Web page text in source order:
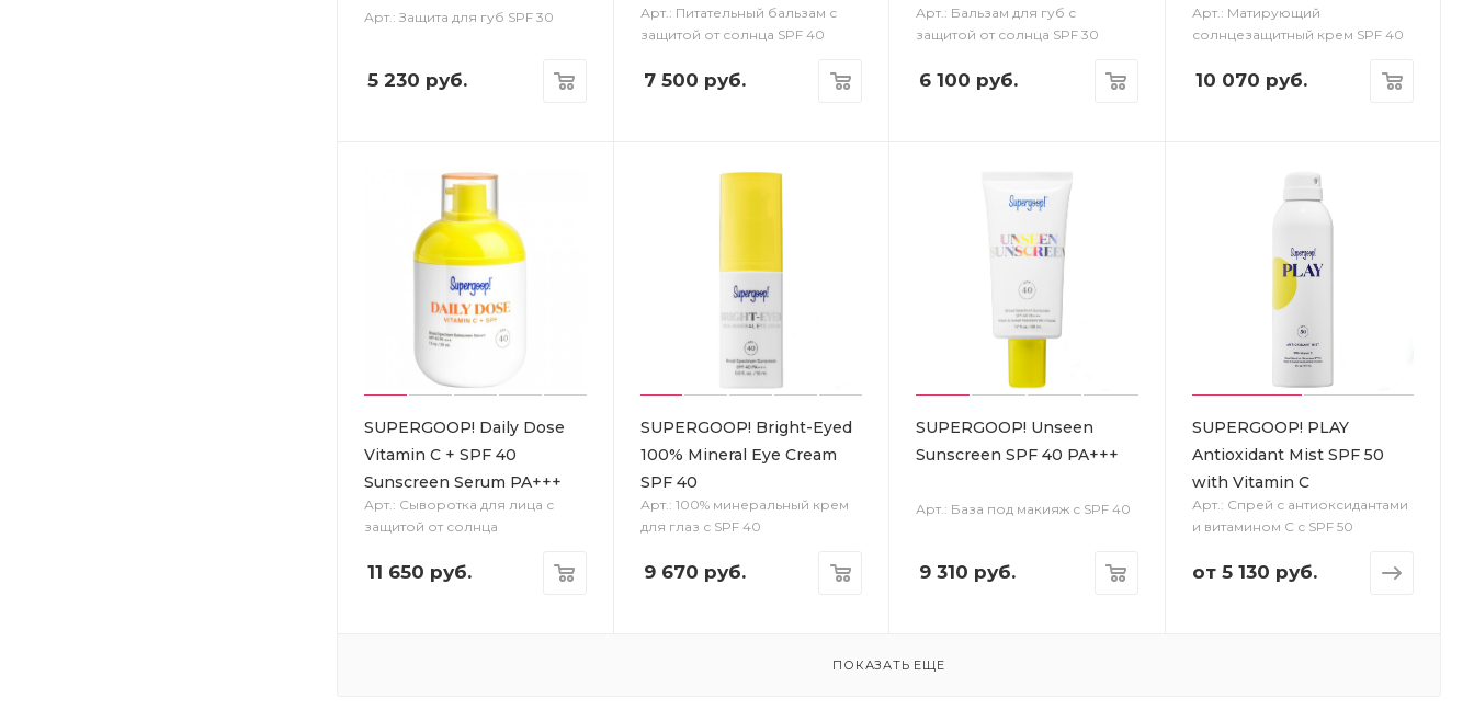
Арт.: Защита для губ SPF 30
5 230 руб.
Арт.: Питательный бальзам с
защитой от солнца SPF 40
7 500 руб.
Арт.: Бальзам для губ с
защитой от солнца SPF 30
6 100 руб.
Арт.: Матирующий
солнцезащитный крем SPF 40
10 070 руб.
SUPERGOOP! Daily Dose
Vitamin C + SPF 40
Sunscreen Serum PA+++
Арт.: Сыворотка для лица с
защитой от солнца
11 650 руб.
SUPERGOOP! Bright-Eyed
100% Mineral Eye Cream
SPF 40
Арт.: 100% минеральный крем
для глаз с SPF 40
9 670 руб.
SUPERGOOP! Unseen
Sunscreen SPF 40 PA+++
Арт.: База под макияж с SPF 40
9 310 руб.
SUPERGOOP! PLAY
Antioxidant Mist SPF 50
with Vitamin C
Арт.: Спрей с антиоксидантами
и витамином C с SPF 50
от 5 130 руб.
ПОКАЗАТЬ ЕЩЕ